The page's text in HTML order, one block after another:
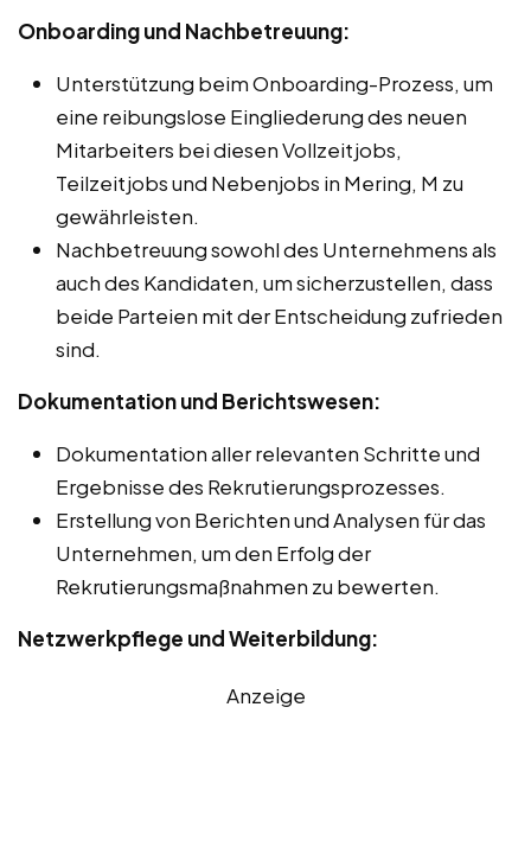
Onboarding und Nachbetreuung:
Unterstützung beim Onboarding-Prozess, um
eine reibungslose Eingliederung des neuen
Mitarbeiters bei diesen Vollzeitjobs,
Teilzeitjobs und Nebenjobs in Mering, M zu
gewährleisten.
Nachbetreuung sowohl des Unternehmens als
auch des Kandidaten, um sicherzustellen, dass
beide Parteien mit der Entscheidung zufrieden
sind.
Dokumentation und Berichtswesen:
Dokumentation aller relevanten Schritte und
Ergebnisse des Rekrutierungsprozesses.
Erstellung von Berichten und Analysen für das
Unternehmen, um den Erfolg der
Rekrutierungsmaßnahmen zu bewerten.
Netzwerkpflege und Weiterbildung:
Anzeige